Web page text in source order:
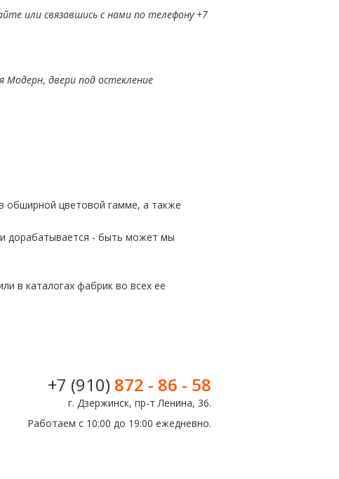
или связавшись с нами по телефону +7
Модерн, двери под остекление
обширной цветовой гамме, а также
дорабатывается - быть может мы
в каталогах фабрик во всех ее
+7 (910) 872 - 86 - 58
г. Дзержинск, пр-т Ленина, 36.
Работаем с 10:00 до 19:00 ежедневно.